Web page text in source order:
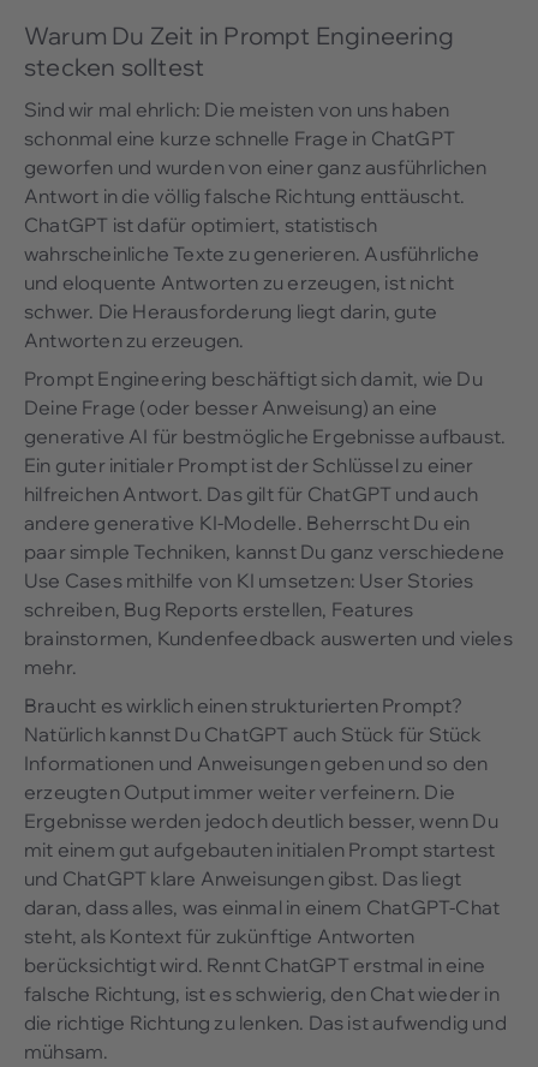
Warum Du Zeit in Prompt Engineering
stecken solltest
Sind wir mal ehrlich: Die meisten von uns haben
schonmal eine kurze schnelle Frage in ChatGPT
geworfen und wurden von einer ganz ausführlichen
Antwort in die völlig falsche Richtung enttäuscht.
ChatGPT ist dafür optimiert, statistisch
wahrscheinliche Texte zu generieren. Ausführliche
und eloquente Antworten zu erzeugen, ist nicht
schwer. Die Herausforderung liegt darin, gute
Antworten zu erzeugen.
Prompt Engineering beschäftigt sich damit, wie Du
Deine Frage (oder besser Anweisung) an eine
generative AI für bestmögliche Ergebnisse aufbaust.
Ein guter initialer Prompt ist der Schlüssel zu einer
hilfreichen Antwort. Das gilt für ChatGPT und auch
andere generative KI-Modelle. Beherrscht Du ein
paar simple Techniken, kannst Du ganz verschiedene
Use Cases mithilfe von KI umsetzen: User Stories
schreiben, Bug Reports erstellen, Features
brainstormen, Kundenfeedback auswerten und vieles
mehr.
Braucht es wirklich einen strukturierten Prompt?
Natürlich kannst Du ChatGPT auch Stück für Stück
Informationen und Anweisungen geben und so den
erzeugten Output immer weiter verfeinern. Die
Ergebnisse werden jedoch deutlich besser, wenn Du
mit einem gut aufgebauten initialen Prompt startest
und ChatGPT klare Anweisungen gibst. Das liegt
daran, dass alles, was einmal in einem ChatGPT-Chat
steht, als Kontext für zukünftige Antworten
berücksichtigt wird. Rennt ChatGPT erstmal in eine
falsche Richtung, ist es schwierig, den Chat wieder in
die richtige Richtung zu lenken. Das ist aufwendig und
mühsam.